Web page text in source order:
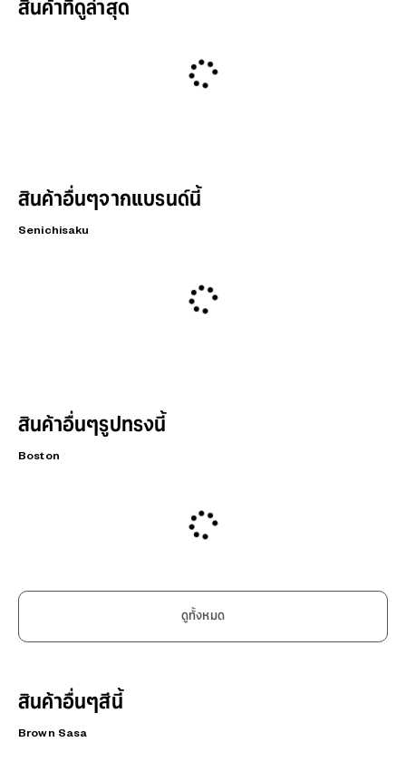
สินค้าที่ดูล่าสุด
สินค้าอื่นๆจากแบรนด์นี้
Senichisaku
สินค้าอื่นๆรูปทรงนี้
Boston
ดูทั้งหมด
สินค้าอื่นๆสีนี้
Brown Sasa